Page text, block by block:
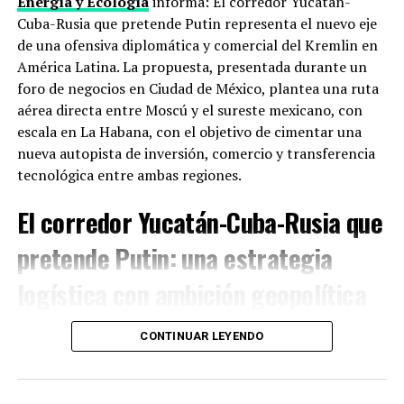
ciberseguridad, antes de que esa carrera se salga de
control sin reglas ni frenos.
Taiwán e Irán
Dos puntos donde ceder duele. China exige que Estados
Unidos recorte su apoyo político y militar a la
Isla de
Taiwán , que Pekín considera parte de su territorio.
Washington usa ese apoyo como palanca. En paralelo,
Trump busca que China no compense las sanciones
contraIrán ni le provea cobertura financiera, algo que
Pekín no quiere conceder sin obtener algo a cambio.
reuniones
Los analistas manejan tres escenarios. Lo más probable:
reapertura de canales de comunicación entre equipos
Cuba-Rusia que pretende Putin representa el nuevo eje
de una ofensiva diplomática y comercial del Kremlin en
América Latina. La propuesta, presentada durante un
foro de negocios en Ciudad de México, plantea una ruta
aérea directa entre Moscú y el sureste mexicano, con
escala en La Habana, con el objetivo de cimentar una
nueva autopista de inversión, comercio y transferencia
tecnológica entre ambas regiones.
El corredor Yucatán-Cuba-Rusia que
pretende Putin: una estrategia
En un momento en que Estados Unidos intensifica su
proteccionismo, Rusia busca ampliar su presencia en el
hemisferio occidental. Según Aleksey Valkov, director
CONTINUAR LEYENDO